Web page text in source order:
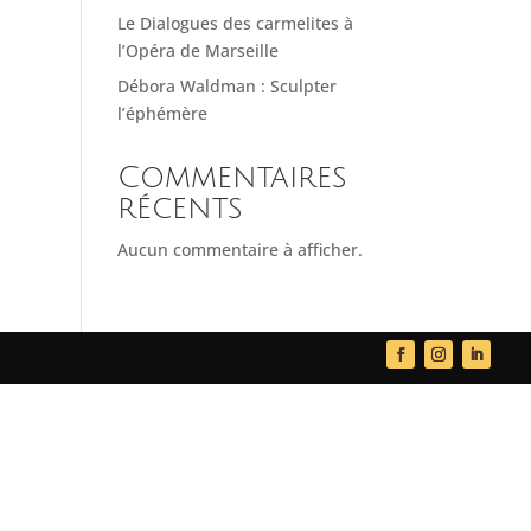
Le Dialogues des carmelites à
l’Opéra de Marseille
Débora Waldman : Sculpter
l’éphémère
Commentaires
récents
Aucun commentaire à afficher.